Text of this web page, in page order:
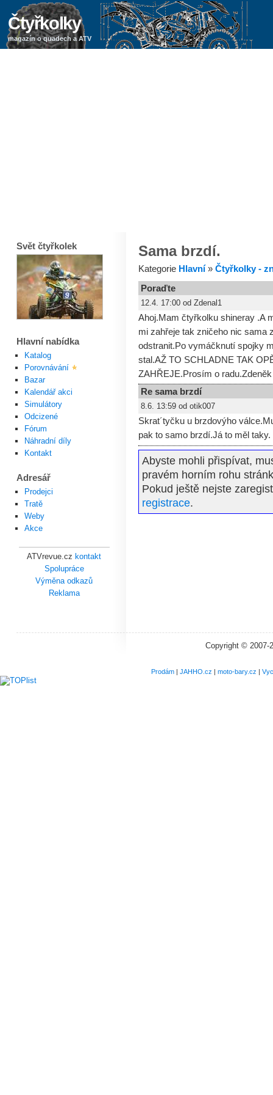
Čtyřkolky
magazín o quadech a ATV
Sama brzdí.
Kategorie Hlavní» Čtyřkolky -
Poraďte
12.4. 17:00 od Zdenal1
Ahoj.Mam čtyřkolku shineray .A
mi zahřeje tak zničeho nic sama
odstranit.Po vymáčknutí spojky
stal.AŽ TO SCHLADNE TAK
ZAHŘEJE.Prosím o radu.Zdeněk
Re sama brzdí
8.6. 13:59 od otik007
Skrat´tyčku u brzdovýho
pak to samo brzdí.Já to měl taky.
Abyste mohli přispívat,
pravém horním rohu
Pokud ještě nejste
registrace.
Svět čtyřkolek
Hlavní nabídka
Katalog
Porovnávání
Bazar
Kalendář akci
Simulátory
Odcizené
Fórum
Náhradní díly
Kontakt
Adresář
Prodejci
Tratě
Weby
Akce
ATVrevue.cz kontakt
Spolupráce
Výměna odkazů
Reklama
Copyright © 2007-
Prodám| JAHHO.cz | moto-bary.cz |